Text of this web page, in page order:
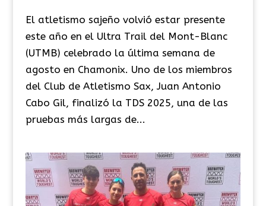
El atletismo sajeño volvió estar presente
este año en el Ultra Trail del Mont-Blanc
(UTMB) celebrado la última semana de
agosto en Chamonix. Uno de los miembros
del Club de Atletismo Sax, Juan Antonio
Cabo Gil, finalizó la TDS 2025, una de las
pruebas más largas de...